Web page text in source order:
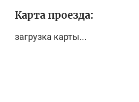
Карта проезда:
загрузка карты...